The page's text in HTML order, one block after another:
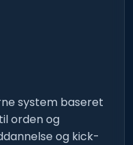
system baseret
orden og
og kick-